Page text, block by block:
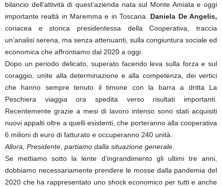
bilancio dell’attività di quest’azienda nata sul Monte Amiata e oggi
importante realtà in Maremma e in Toscana. Daniela De Angelis,
coriacea e storica presidentessa della Cooperativa, traccia
un’analisi serena, ma senza attenuanti, sulla congiuntura sociale ed
economica che affrontiamo dal 2020 a oggi.
Dopo un periodo delicato, superato facendo leva sulla forza e sul
coraggio, unite alla determinazione e alla competenza, dei vertici
che hanno sempre tenuto il timone con la barra a dritta La
Peschiera viaggia ora spedita verso risultati importanti.
Recentemente grazie a mesi di lavoro intenso sono stati acquisiti
nuovi appalti oltre a quelli esistenti, che porteranno alla cooperativa
6 milioni di euro di fatturato e occuperanno 240 unità.
Allora, Presidente, partiamo dalla situazione generale.
Se mettiamo sotto la lente d’ingrandimento gli ultimi tre anni,
dobbiamo necessariamente prendere le mosse dalla pandemia del
2020 che ha rappresentato uno shock economico per tutti e anche